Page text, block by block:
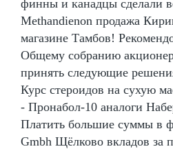
финны и канадцы сделали
Methandienon продажа
магазине Тамбов!
Общему собранию
принять следующие
Курс стероидов на сухую
- Пронабол-10 аналоги
Платить большие суммы в
Gmbh Щёлково вкладов за